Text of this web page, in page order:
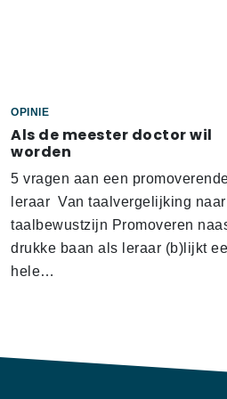
OPINIE
Als de meester doctor wil
worden
5 vragen aan een
leraar Van taalvergelijking naar
taalbewustzijn Promoveren
drukke baan als leraar (b)lijkt
hele…